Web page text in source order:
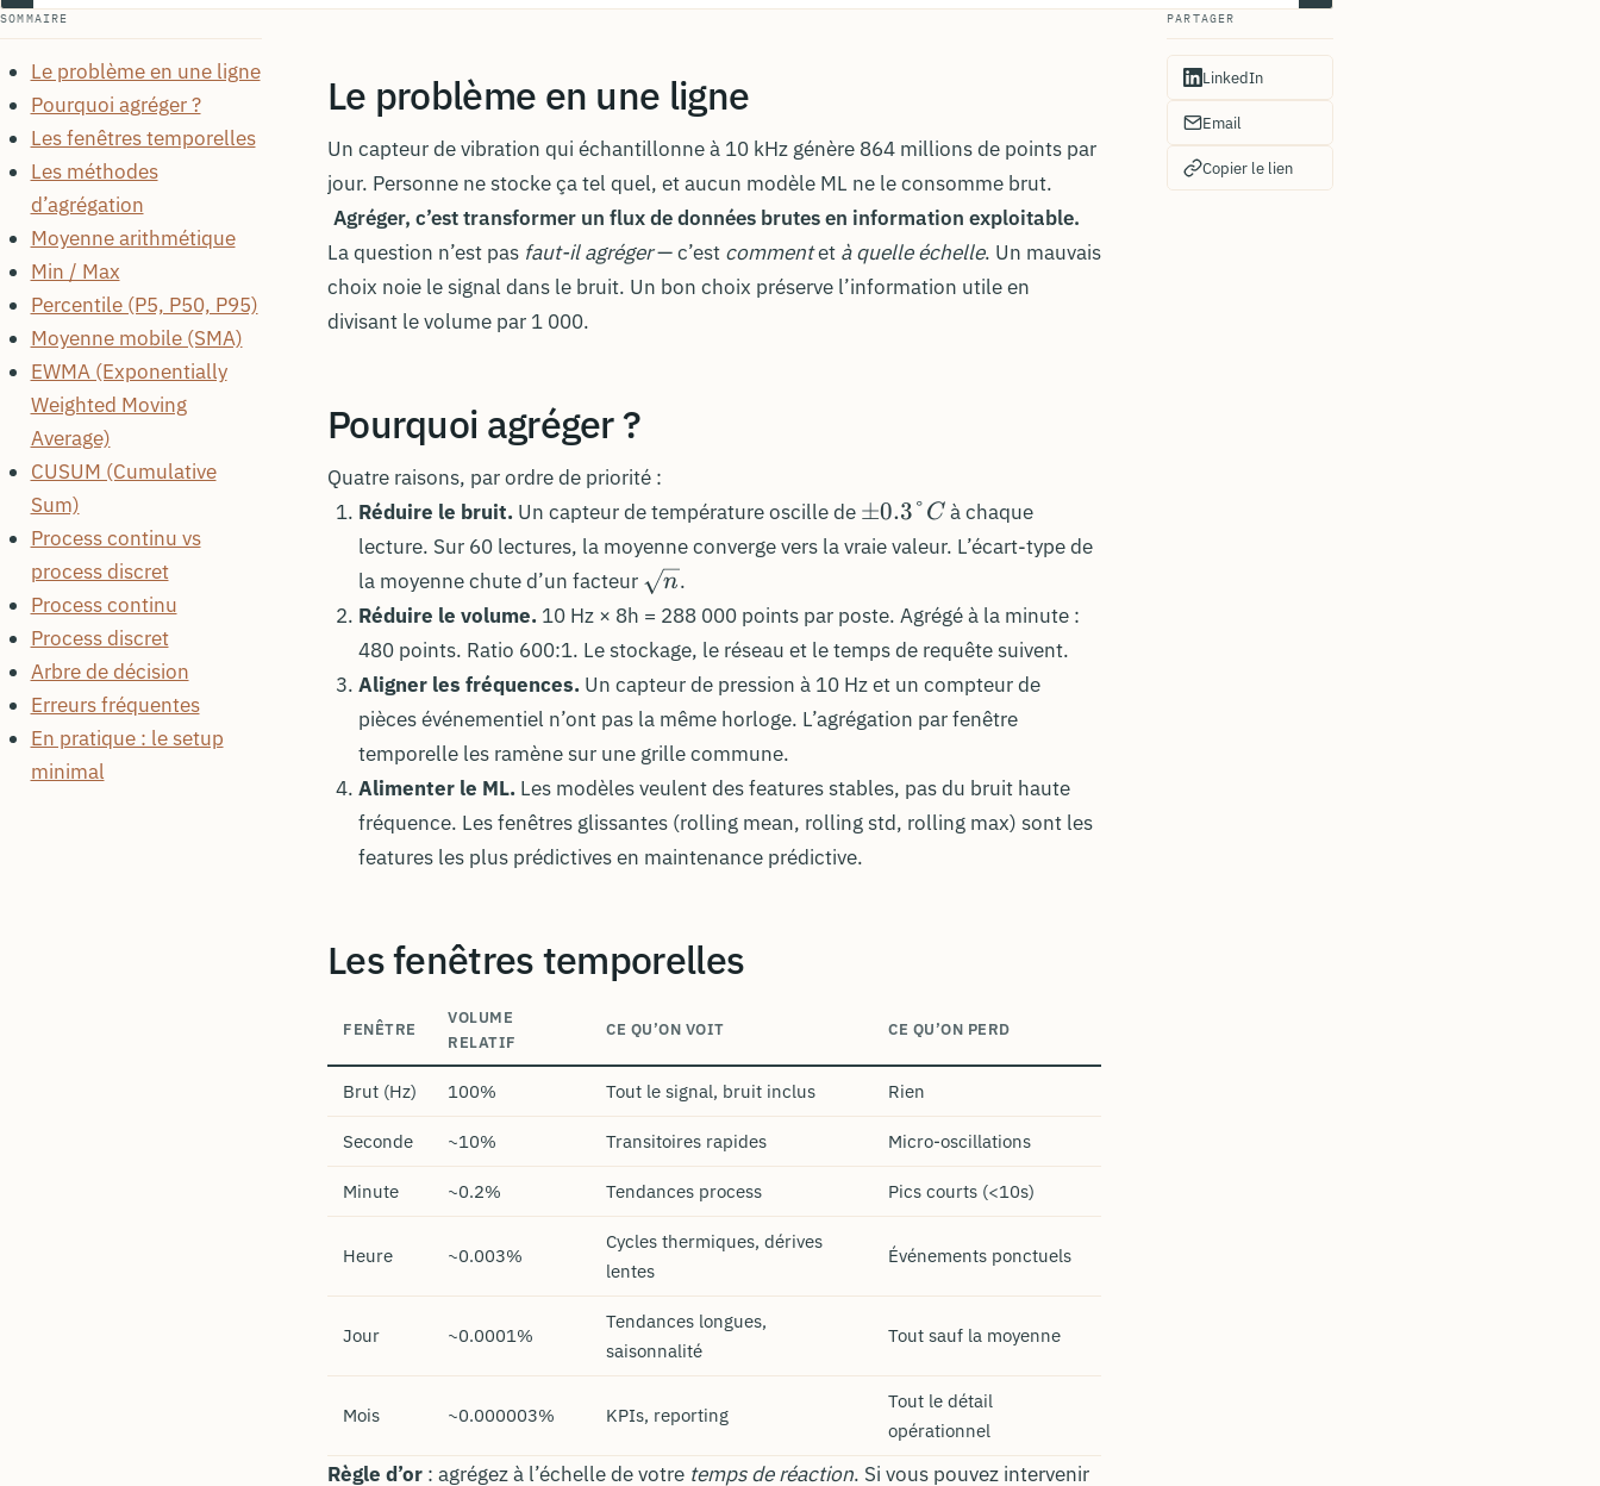
SOMMAIRE
Le problème en une ligne
Pourquoi agréger ?
Les fenêtres temporelles
Les méthodes
d’agrégation
Moyenne arithmétique
Min / Max
Percentile (P5, P50, P95)
Moyenne mobile (SMA)
EWMA (Exponentially
Weighted Moving
Average)
CUSUM (Cumulative
Sum)
Process continu vs
process discret
Process continu
Process discret
Arbre de décision
Erreurs fréquentes
En pratique : le setup
minimal
Le problème en une ligne
Un capteur de vibration qui échantillonne à 10 kHz génère 864 millions de points par
jour. Personne ne stocke ça tel quel, et aucun modèle ML ne le consomme brut.
Agréger, c’est transformer un flux de données brutes en information exploitable.
La question n’est pas faut-il agréger— c’est commentet à quelle échelle. Un mauvais
choix noie le signal dans le bruit. Un bon choix préserve l’information utile en
divisant le volume par 1 000.
Pourquoi agréger ?
Quatre raisons, par ordre de priorité :
Réduire le bruit. Un capteur de température oscille de \pm
0.3°C
±0.3° C à chaque
lecture. Sur 60 lectures, la moyenne converge vers la vraie valeur. L’écart-type de
la moyenne chute d’un facteur \sqrt{n}
n.
Réduire le volume. 10 Hz × 8h = 288 000 points par poste. Agrégé à la minute :
480 points. Ratio 600:1. Le stockage, le réseau et le temps de requête suivent.
Aligner les fréquences. Un capteur de pression à 10 Hz et un compteur de
pièces événementiel n’ont pas la même horloge. L’agrégation par fenêtre
temporelle les ramène sur une grille commune.
Alimenter le ML. Les modèles veulent des features stables, pas du bruit haute
fréquence. Les fenêtres glissantes (rolling mean, rolling std, rolling max) sont les
features les plus prédictives en maintenance prédictive.
Les fenêtres temporelles
FENÊTRE
VOLUME
RELATIF
CE QU’ON VOIT CE QU’ON PERD
Brut (Hz) 100% Tout le signal, bruit inclus Rien
Seconde ~10% Transitoires rapides Micro-oscillations
Minute ~0.2% Tendances process Pics courts (<10s)
Heure ~0.003%
Cycles thermiques, dérives
lentes
Événements ponctuels
Jour ~0.0001%
Tendances longues,
saisonnalité
Tout sauf la moyenne
Mois ~0.000003% KPIs, reporting
Tout le détail
opérationnel
Règle d’or : agrégez à l’échelle de votre temps de réaction. Si vous pouvez intervenir
PARTAGER
LinkedIn
Email
Copier le lien